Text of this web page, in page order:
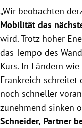
„Wir beobachten
Mobilität das
wird. Trotz hoher
das Tempo des
Kurs. In Ländern
Frankreich schreitet
noch schneller
zunehmend sinken
Schneider, Partner